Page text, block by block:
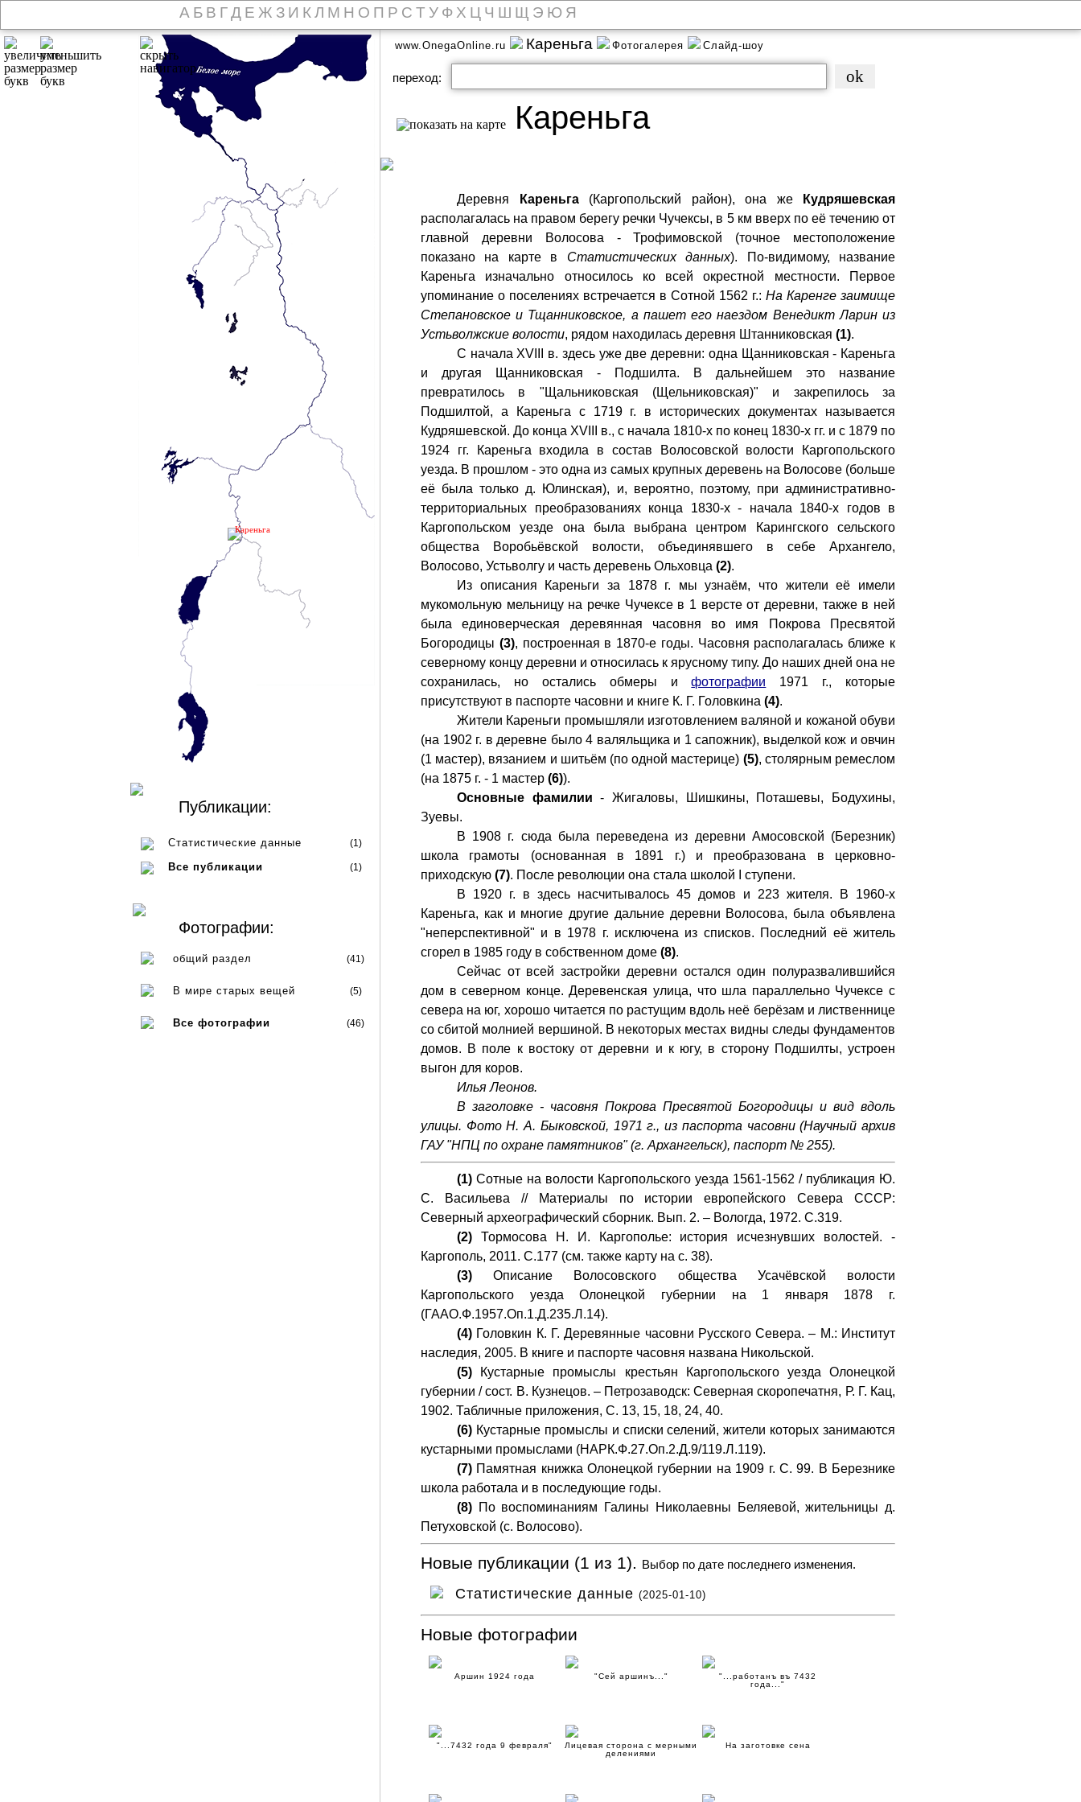
А Б В ГД Е Ж З И К Л М Н О П Р С Т У Ф Х Ц Ч Ш Щ Э Ю Я
Кареньга
Публикации:
Статистические данные (1)
Все публикации (1)
Фотографии:
общий раздел (41)
В мире старых вещей (5)
Все фотографии (46)
www.OnegaOnline.ru Кареньга Фотогалерея Слайд-шоу
переход:
Кареньга
Деревня Кареньга(Каргопольский район), она же
Кудряшевская
располагалась на правом берегу речки Чучексы, в 5 км вверх по её течению от
главной деревни Волосова - Трофимовской (точное местоположение
показано на карте в Статистических данных). По-видимому, название
Кареньга изначально относилось ко всей окрестной местности. Первое
упоминание о поселениях встречается в Сотной 1562 г.: На Каренге заимище
Степановское и Тщанниковское, а пашет его наездом Венедикт Ларин из
Устьволжские волости, рядом находилась деревня Штанниковская (1).
С начала XVIII в. здесь уже две деревни: одна Щанниковская - Кареньга
и другая Щанниковская - Подшилта. В дальнейшем это название
превратилось в "Щальниковская (Щельниковская)" и закрепилось за
Подшилтой, а Кареньга с 1719 г. в исторических документах называется
Кудряшевской. До конца XVIII в., с начала 1810-х по конец 1830-х гг. и с 1879 по
1924 гг. Кареньга входила в состав Волосовской волости Каргопольского
уезда. В прошлом - это одна из самых крупных деревень на Волосове (больше
её была только д. Юлинская), и, вероятно, поэтому, при административно-
территориальных преобразованиях конца 1830-х - начала 1840-х годов в
Каргопольском уезде она была выбрана центром Карингского сельского
общества Воробьёвской волости, объединявшего в себе Архангело,
Волосово, Устьволгу и часть деревень Ольховца (2).
Из описания Кареньги за 1878 г. мы узнаём, что жители её имели
мукомольную мельницу на речке Чучексе в 1 версте от деревни, также в ней
была единоверческая деревянная часовня во имя Покрова Пресвятой
Богородицы (3), построенная в 1870-е годы. Часовня располагалась ближе к
северному концу деревни и относилась к ярусному типу. До наших дней она не
сохранилась, но остались обмеры ифотографии 1971 г., которые
присутствуют в паспорте часовни и книге К. Г. Головкина (4).
Жители Кареньги промышляли изготовлением валяной и кожаной обуви
(на 1902 г. в деревне было 4 валяльщика и 1 сапожник), выделкой кож и овчин
(1 мастер), вязанием и шитьём (по одной мастерице) (5), столярным ремеслом
(на 1875 г. - 1 мастер (6)).
Основные фамилии - Жигаловы, Шишкины, Поташевы, Бодухины,
Зуевы.
В 1908 г. сюда была переведена из деревни Амосовской (Березник)
школа грамоты (основанная в 1891 г.) и преобразована в церковно-
приходскую (7). После революции она стала школой I ступени.
В 1920 г. в здесь насчитывалось 45 домов и 223 жителя. В 1960-х
Кареньга, как и многие другие дальние деревни Волосова, была объявлена
"неперспективной" и в 1978 г. исключена из списков. Последний её житель
сгорел в 1985 году в собственном доме (8).
Сейчас от всей застройки деревни остался один полуразвалившийся
дом в северном конце. Деревенская улица, что шла параллельно Чучексе с
севера на юг, хорошо читается по растущим вдоль неё берёзам и лиственнице
со сбитой молнией вершиной. В некоторых местах видны следы фундаментов
домов. В поле к востоку от деревни и к югу, в сторону Подшилты, устроен
выгон для коров.
Илья Леонов.
В заголовке - часовня Покрова Пресвятой Богородицы и вид вдоль
улицы. Фото Н. А. Быковской, 1971 г., из паспорта часовни (Научный архив
ГАУ "НПЦ по охране памятников" (г. Архангельск), паспорт № 255).
(1) Сотные на волости Каргопольского уезда 1561-1562 / публикация Ю.
С. Васильева // Материалы по истории европейского Севера СССР:
Северный археографический сборник. Вып. 2. – Вологда, 1972. С.319.
(2) Тормосова Н. И. Каргополье: история исчезнувших волостей. -
Каргополь, 2011. С.177 (см. также карту на с. 38).
(3) Описание Волосовского общества Усачёвской волости
Каргопольского уезда Олонецкой губернии на 1 января 1878 г.
(ГААО.Ф.1957.Оп.1.Д.235.Л.14).
(4) Головкин К. Г. Деревянные часовни Русского Севера. – М.: Институт
наследия, 2005. В книге и паспорте часовня названа Никольской.
(5) Кустарные промыслы крестьян Каргопольского уезда Олонецкой
губернии / сост. В. Кузнецов. – Петрозаводск: Северная скоропечатня, Р. Г. Кац,
1902. Табличные приложения, С. 13, 15, 18, 24, 40.
(6) Кустарные промыслы и списки селений, жители которых занимаются
кустарными промыслами (НАРК.Ф.27.Оп.2.Д.9/119.Л.119).
(7) Памятная книжка Олонецкой губернии на 1909 г. С. 99. В Березнике
школа работала и в последующие годы.
(8) По воспоминаниям Галины Николаевны Беляевой, жительницы д.
Петуховской (с. Волосово).
Новые публикации (1 из 1). Выбор по дате последнего изменения.
Статистические данные (2025-01-10)
Новые фотографии
Аршин 1924 года "Сей аршинъ..."
"...работанъ въ 7432
года..."
"...7432 года 9 февраля"
Лицевая сторона с мерными
делениями
На заготовке сена